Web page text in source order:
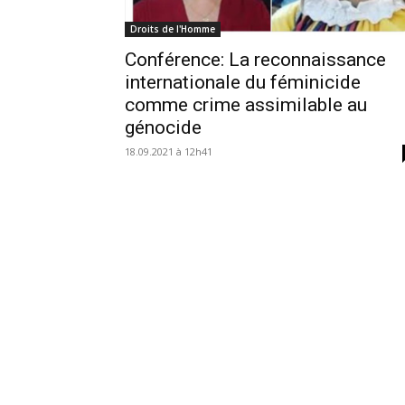
Droits de l'Homme
Conférence: La reconnaissance
internationale du féminicide
comme crime assimilable au
génocide
18.09.2021 à 12h41